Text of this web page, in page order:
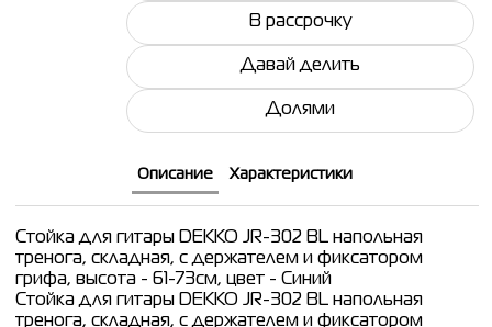
В рассрочку
Давай делить
Долями
Описание Характеристики
Стойка для гитары DEKKO JR-302 BL напольная
тренога, складная, с держателем и фиксатором
грифа, высота - 61-73см, цвет - Синий
Стойка для гитары DEKKO JR-302 BL напольная
тренога, складная, с держателем и фиксатором